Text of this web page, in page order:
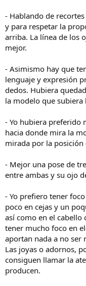
- Hablando de
y para respetar la
arriba. La línea de los
mejor.
- Asimismo hay que
lenguaje y expresión
dedos. Hubiera
la modelo que subiera
- Yo hubiera preferido
hacia donde mira la
mirada por la
- Mejor una pose de
entre ambas y su ojo
- Yo prefiero tener
poco en cejas y un
así como en el
tener mucho foco en
aportan nada a no ser
Las joyas o adornos,
consiguen llamar la
producen.